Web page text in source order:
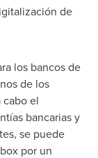
de
los bancos de
de los
cabo el
bancarias y
se puede
por un